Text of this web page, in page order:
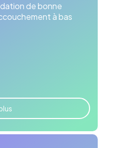
de bonne
à bas